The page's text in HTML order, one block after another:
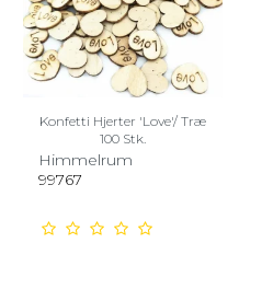
Konfetti Hjerter 'Love'/ Træ
100 Stk.
Himmelrum
99767